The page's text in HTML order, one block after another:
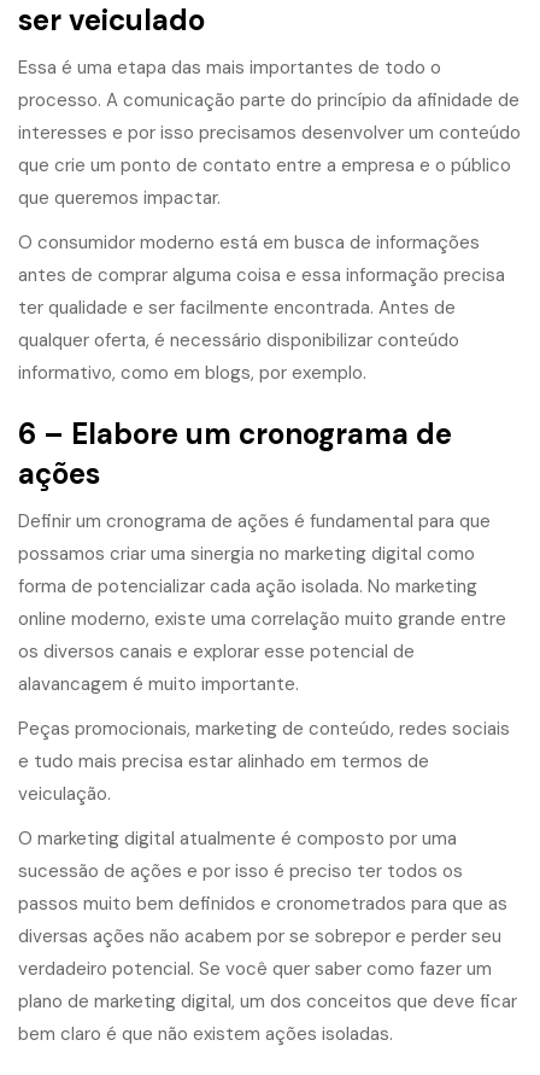
ser veiculado
Essa é uma etapa das mais importantes de todo o
processo. A comunicação parte do princípio da afinidade de
interesses e por isso precisamos desenvolver um conteúdo
que crie um ponto de contato entre a empresa e o público
que queremos impactar.
O consumidor moderno está em busca de informações
antes de comprar alguma coisa e essa informação precisa
ter qualidade e ser facilmente encontrada. Antes de
qualquer oferta, é necessário disponibilizar conteúdo
informativo, como em blogs, por exemplo.
6 – Elabore um cronograma de
ações
Definir um cronograma de ações é fundamental para que
possamos criar uma sinergia no marketing digital como
forma de potencializar cada ação isolada. No marketing
online moderno, existe uma correlação muito grande entre
os diversos canais e explorar esse potencial de
alavancagem é muito importante.
Peças promocionais, marketing de conteúdo, redes sociais
e tudo mais precisa estar alinhado em termos de
veiculação.
O marketing digital atualmente é composto por uma
sucessão de ações e por isso é preciso ter todos os
passos muito bem definidos e cronometrados para que as
diversas ações não acabem por se sobrepor e perder seu
verdadeiro potencial. Se você quer saber como fazer um
plano de marketing digital, um dos conceitos que deve ficar
bem claro é que não existem ações isoladas.